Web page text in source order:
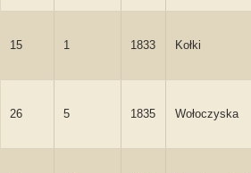
15 1 1833 Kołki
26 5 1835 Wołoczyska